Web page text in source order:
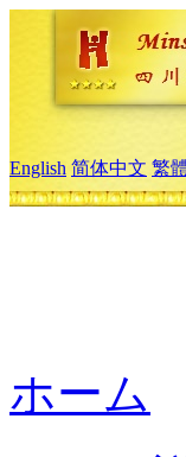
English 简体中文 繁
ホーム